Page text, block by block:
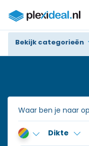
Bekijk categorieën
Trespa® / HPL
Alupanel / Dibond®
Dikte